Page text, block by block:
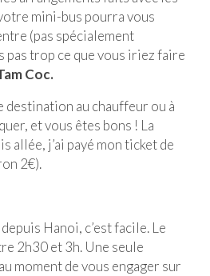
mini-bus pourra vous
(pas spécialement
pas trop ce que vous iriez faire
Coc.
au chauffeur ou à
et vous êtes bons ! La
allée, j’ai payé mon ticket de
2€).
Hanoi, c’est facile. Le
2h30 et 3h. Une seule
moment de vous engager sur